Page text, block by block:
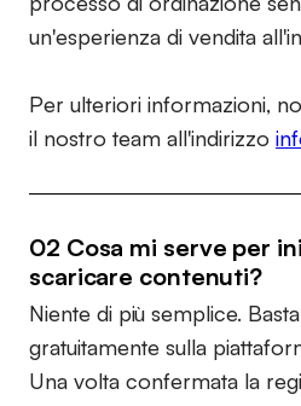
un'esperienza di vendita
Per ulteriori informazioni,
il nostro team all'indirizzo
02 Cosa mi serve per
scaricare contenuti?
Niente di più semplice.
gratuitamente sulla
Una volta confermata la